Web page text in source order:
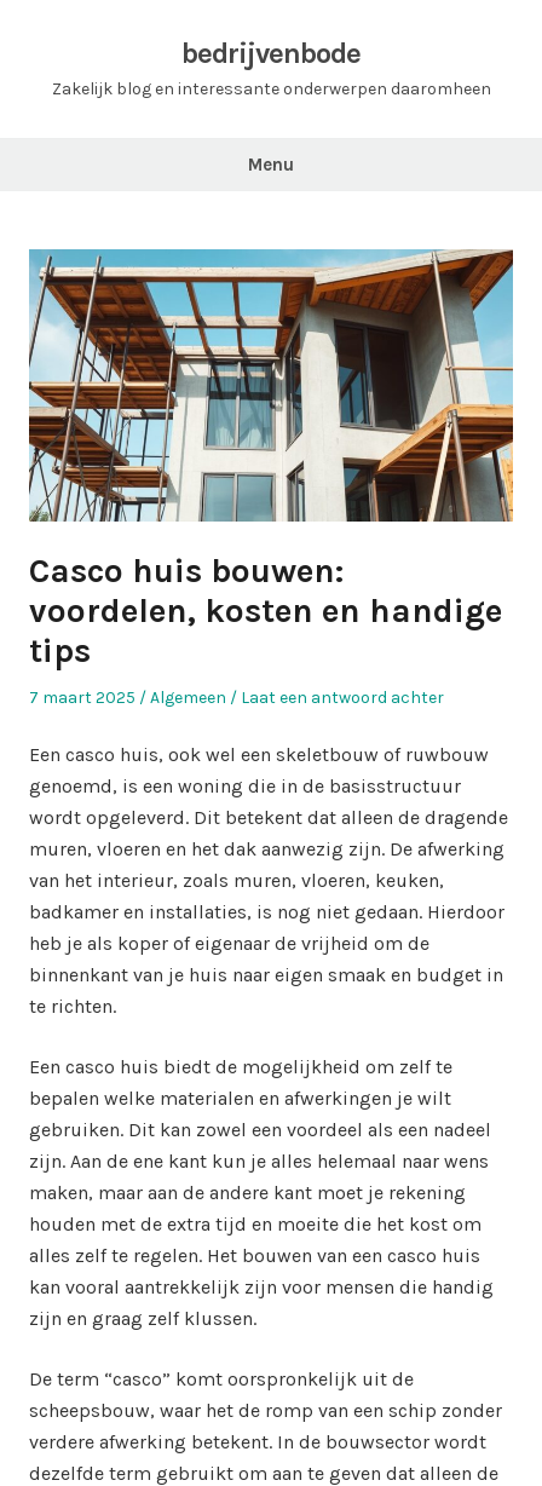
bedrijvenbode
Zakelijk blog en interessante onderwerpen daaromheen
Menu
Casco huis bouwen:
voordelen, kosten en handige
tips
Geplaatst
7 maart 2025
Geplaatst
Algemeen Laat een antwoord achter
Een casco huis, ook wel een skeletbouw of ruwbouw
genoemd, is een woning die in de basisstructuur
wordt opgeleverd. Dit betekent dat alleen de dragende
muren, vloeren en het dak aanwezig zijn. De afwerking
van het interieur, zoals muren, vloeren, keuken,
badkamer en installaties, is nog niet gedaan. Hierdoor
heb je als koper of eigenaar de vrijheid om de
binnenkant van je huis naar eigen smaak en budget in
te richten.
Een casco huis biedt de mogelijkheid om zelf te
bepalen welke materialen en afwerkingen je wilt
gebruiken. Dit kan zowel een voordeel als een nadeel
zijn. Aan de ene kant kun je alles helemaal naar wens
maken, maar aan de andere kant moet je rekening
houden met de extra tijd en moeite die het kost om
alles zelf te regelen. Het bouwen van een casco huis
kan vooral aantrekkelijk zijn voor mensen die handig
zijn en graag zelf klussen.
De term “casco” komt oorspronkelijk uit de
scheepsbouw, waar het de romp van een schip zonder
verdere afwerking betekent. In de bouwsector wordt
dezelfde term gebruikt om aan te geven dat alleen de